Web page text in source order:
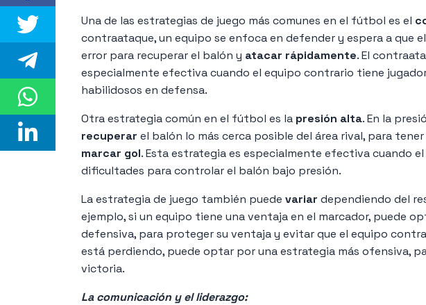
Una de las estrategias de juego más comunes en el fútbol es el
contraataque, un equipo se enfoca en defender y espera a que
error para recuperar el balón y atacar rápidamente. El
especialmente efectiva cuando el equipo contrario tiene
habilidosos en defensa.
Otra estrategia común en el fútbol es la presión alta. En la
recuperar el balón lo más cerca posible del área rival, para
marcar gol. Esta estrategia es especialmente efectiva cuando
dificultades para controlar el balón bajo presión.
La estrategia de juego también puede variar dependiendo del
ejemplo, si un equipo tiene una ventaja en el marcador, puede
defensiva, para proteger su ventaja y evitar que el equipo
está perdiendo, puede optar por una estrategia más ofensiva,
victoria.
La comunicación y el liderazgo: